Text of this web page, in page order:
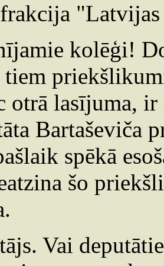
kolēģi!
tiem
otrā lasījuma,
Bartaševiča
spēkā
šo
Vai